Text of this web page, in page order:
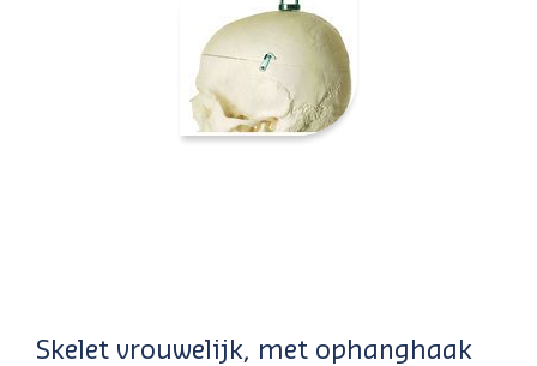
Skelet vrouwelijk, met ophanghaak